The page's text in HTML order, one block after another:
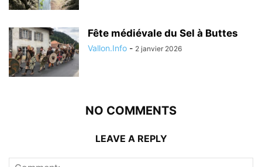
Fête médiévale du Sel à Buttes
Vallon.Info - 2 janvier 2026
NO COMMENTS
LEAVE A REPLY